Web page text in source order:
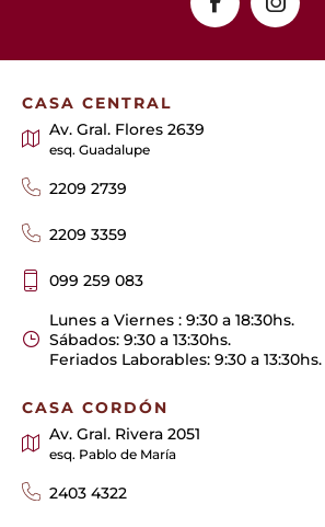
CASA CENTRAL
Av. Gral. Flores 2639
esq. Guadalupe
2209 2739
2209 3359
099 259 083
Lunes a Viernes : 9:30 a 18:30hs.
Sábados: 9:30 a 13:30hs.
Feriados Laborables: 9:30 a 13:30hs.
CASA CORDÓN
Av. Gral. Rivera 2051
esq. Pablo de María
2403 4322